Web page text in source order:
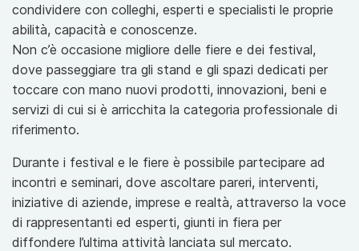
condividere con colleghi, esperti e specialisti le proprie
abilità, capacità e conoscenze.
Non c’è occasione migliore delle fiere e dei festival,
dove passeggiare tra gli stand e gli spazi dedicati per
toccare con mano nuovi prodotti, innovazioni, beni e
servizi di cui si è arricchita la categoria professionale di
riferimento.
Durante i festival e le fiere è possibile partecipare ad
incontri e seminari, dove ascoltare pareri, interventi,
iniziative di aziende, imprese e realtà, attraverso la voce
di rappresentanti ed esperti, giunti in fiera per
diffondere l’ultima attività lanciata sul mercato.